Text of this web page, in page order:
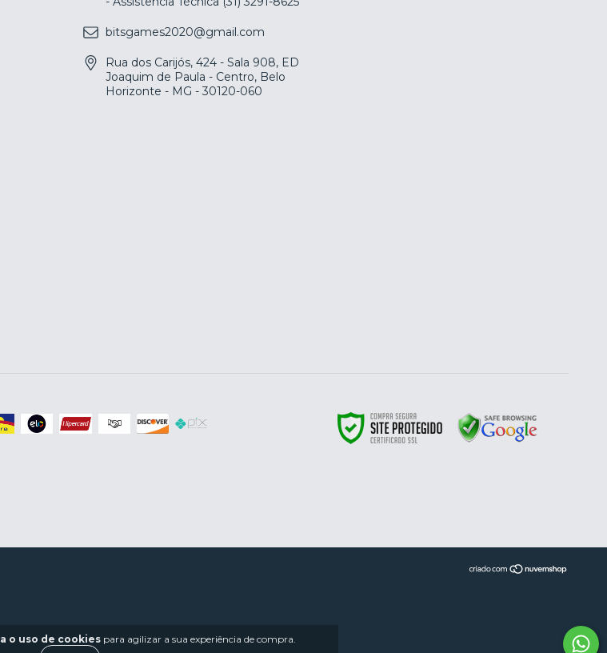
o uso de cookiespara agilizar a sua experiência de compra.
bitsgames2020@gmail.com
Rua dos Carijós, 424 - Sala 908, ED
Joaquim de Paula - Centro, Belo
Horizonte - MG - 30120-060